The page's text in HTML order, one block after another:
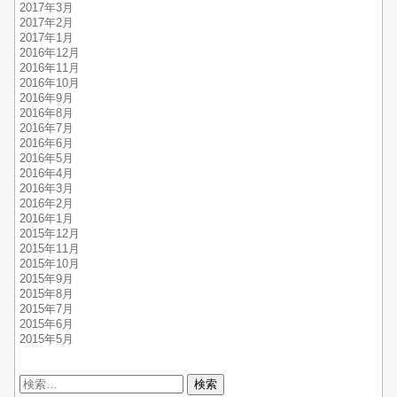
2017年3月
2017年2月
2017年1月
2016年12月
2016年11月
2016年10月
2016年9月
2016年8月
2016年7月
2016年6月
2016年5月
2016年4月
2016年3月
2016年2月
2016年1月
2015年12月
2015年11月
2015年10月
2015年9月
2015年8月
2015年7月
2015年6月
2015年5月
検